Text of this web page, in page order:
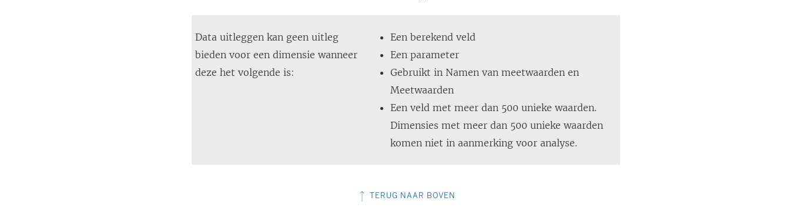
Data uitleggen kan geen uitleg
bieden voor een dimensie wanneer
deze het volgende is:
Een berekend veld
Een parameter
Gebruikt in Namen van meetwaarden en
Meetwaarden
Een veld met meer dan 500 unieke waarden.
Dimensies met meer dan 500 unieke waarden
komen niet in aanmerking voor analyse.
TERUG NAAR BOVEN